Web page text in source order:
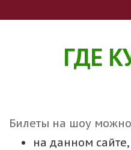
ГДЕ
Билеты на шоу
на данном сайте,